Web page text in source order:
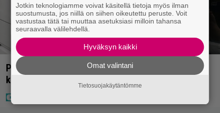
Poliisilla tehovalvonta – tästä kysymys ja näin
kauan kestää
Jotkin teknologiamme voivat käsitellä tietoja myös ilman
suostumusta, jos niillä on siihen oikeutettu peruste. Voit
vastustaa tätä tai muuttaa asetuksiasi milloin tahansa
seuraavalla välilehdellä.
Hyväksyn kaikki
Omat valintani
Tietosuojakäytäntömme